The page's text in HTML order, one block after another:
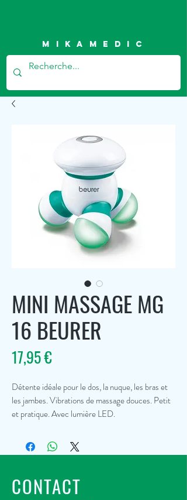
Mikamedic
MINI MASSAGE MG
16 BEURER
17,95 €Prix
Détente idéale pour le dos, la nuque, les bras et
les jambes. Vibrations de massage douces. Petit
et pratique. Avec lumière LED.
CONTACT